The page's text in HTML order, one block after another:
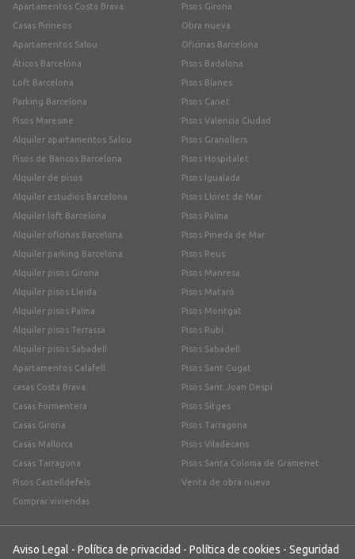
Apartamentos Costa Brava
Casas Pirineos
Apartamentos Salou
Áticos Barcelona
Loft Barcelona
Parking Barcelona
Pisos Maresme
Alquiler apartamentos Salou
Pisos de Bancos Barcelona
Alquiler de pisos
Alquiler estudios Barcelona
Alquiler loft Barcelona
Alquiler oficinas Barcelona
Alquiler parking Barcelona
Alquiler pisos Girona
Alquiler pisos Lleida
Alquiler pisos Palma
Alquiler pisos Terrassa
Alquiler pisos Sabadell
Apartamentos Calafell
casas Costa Brava
Casas Formentera
Casas Girona
Casas Mallorca
Casas Tarragona
Pisos Castelldefels
Comprar viviendas
Pisos Girona
Obra nueva
Oficinas Barcelona
Pisos Badalona
Pisos Blanes
Pisos Canet
Pisos Valencia Ciudad
Pisos Granollers
Pisos Hospitalet
Pisos Igualada
Pisos Lloret de Mar
Pisos Palma
Pisos Pineda de Mar
Pisos Reus
Pisos Manresa
Pisos Mataró
Pisos Montgat
Pisos Rubí
Pisos Sabadell
Pisos Sant Cugat
Pisos Sant Joan Despí
Pisos Sitges
Pisos Tarragona
Pisos Viladecans
Pisos Santa Coloma de Gramenet
Venta de obra nueva
Aviso Legal - Política de privacidad - Política de cookies - Seguridad